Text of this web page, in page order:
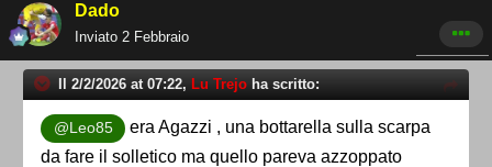
Dado
Inviato 2 Febbraio
Il 2/2/2026 at 07:22, Lu Trejo ha scritto:
@Leo85
era Agazzi , una bottarella sulla scarpa
da fare il solletico ma quello pareva azzoppato